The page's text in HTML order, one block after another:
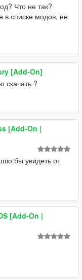
Что не так?
в списке модов, не
[Add-On]
скачать ?
[Add-On |
бы увидеть от
[Add-On |